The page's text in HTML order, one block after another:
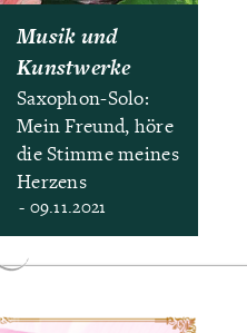
Musik und
Kunstwerke
Saxophon-Solo:
Mein Freund, höre
die Stimme meines
Herzens
- 09.11.2021